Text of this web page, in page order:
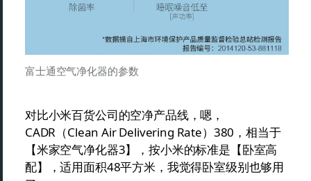
富士通空气净化器的参数
对比小米百货公司的空净产品线，嗯，
CADR（Clean Air Delivering Rate）380，相当于
【米家空气净化器3】，按小米的标准是【卧室高
配】，适用面积48平方米，我觉得卧室级别也够用